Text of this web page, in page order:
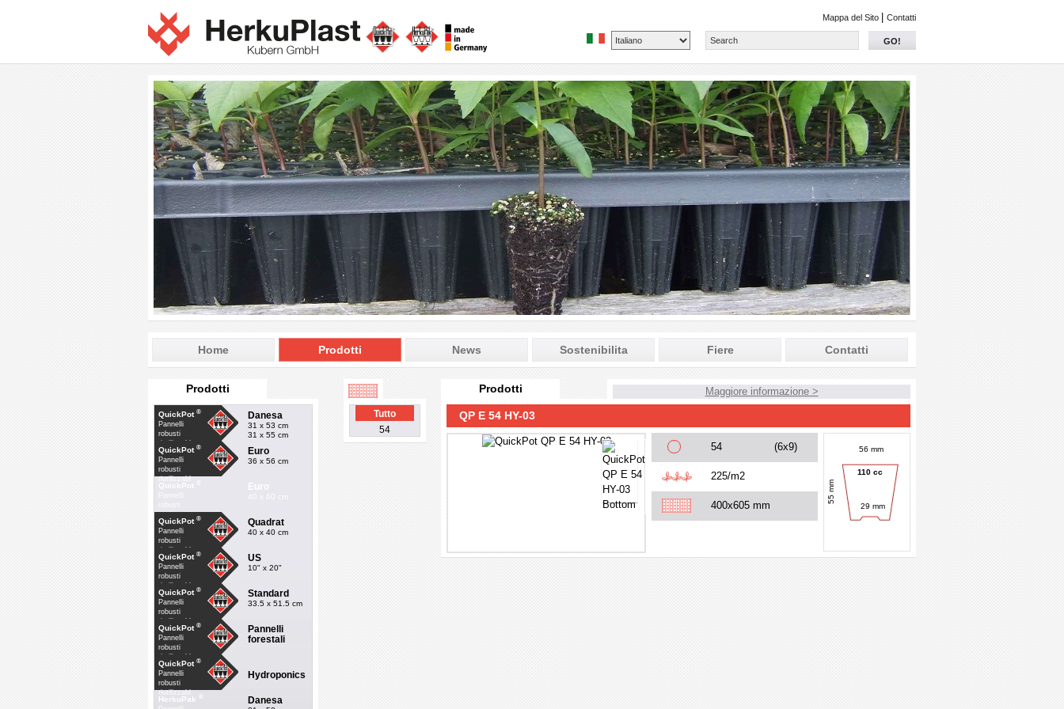
Mappa del Sito Contatti
GO!
Home Prodotti News Sostenibilita Fiere Contatti
Prodotti
QuickPot ®
Pannelli
robusti
riutilizzabl
Danesa
31 x 53 cm
31 x 55 cm
QuickPot ®
Pannelli
robusti
riutilizzabl
Euro
36 x 56 cm
QuickPot
riutilizzabl
Euro
40 x 60 cm
QuickPot ®
Pannelli
robusti
riutilizzabl
Quadrat
40 x 40 cm
QuickPot ®
Pannelli
robusti
riutilizzabl
US
10" x 20"
QuickPot ®
Pannelli
robusti
riutilizzabl
Standard
33.5 x 51.5 cm
QuickPot ®
Pannelli
robusti
riutilizzabl
Pannelli
forestali
QuickPot ®
Pannelli
robusti
riutilizzabl
Hydroponics
HerkuPak Danesa
Tutto
54
Prodotti Maggiore informazione >
QP E 54 HY-03
54 (6x9)
225/m2
400x605 mm
56 mm
55 mm
110 cc
29 mm